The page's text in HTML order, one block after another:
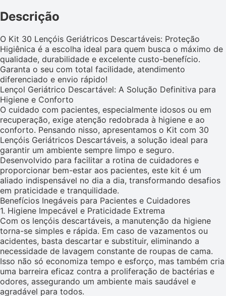
Descrição
O Kit 30 Lençóis Geriátricos Descartáveis: Proteção
Higiênica é a escolha ideal para quem busca o máximo de
qualidade, durabilidade e excelente custo-benefício.
Garanta o seu com total facilidade, atendimento
diferenciado e envio rápido!
Lençol Geriátrico Descartável: A Solução Definitiva para
Higiene e Conforto
O cuidado com pacientes, especialmente idosos ou em
recuperação, exige atenção redobrada à higiene e ao
conforto. Pensando nisso, apresentamos o Kit com 30
Lençóis Geriátricos Descartáveis, a solução ideal para
garantir um ambiente sempre limpo e seguro.
Desenvolvido para facilitar a rotina de cuidadores e
proporcionar bem-estar aos pacientes, este kit é um
aliado indispensável no dia a dia, transformando desafios
em praticidade e tranquilidade.
Benefícios Inegáveis para Pacientes e Cuidadores
1. Higiene Impecável e Praticidade Extrema
Com os lençóis descartáveis, a manutenção da higiene
torna-se simples e rápida. Em caso de vazamentos ou
acidentes, basta descartar e substituir, eliminando a
necessidade de lavagem constante de roupas de cama.
Isso não só economiza tempo e esforço, mas também cria
uma barreira eficaz contra a proliferação de bactérias e
odores, assegurando um ambiente mais saudável e
agradável para todos.